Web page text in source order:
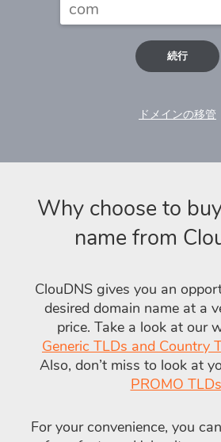
続行
ドメインの移管
Why choose to
name from
ClouDNS gives you an
desired domain name at a
price. Take a look at our
Generic TLDs and Country
Also, don’t miss to look at
PROMO TLDs
For your convenience, you